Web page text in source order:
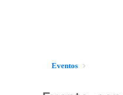
Eventos